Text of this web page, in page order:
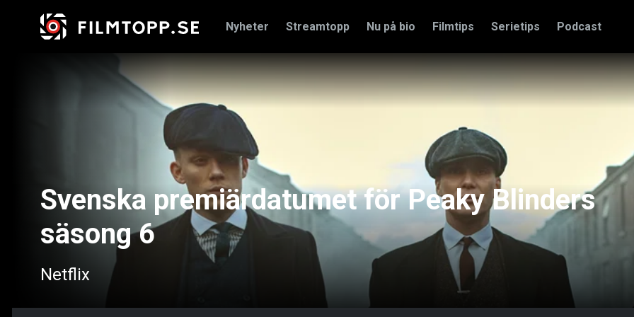
Nyheter Streamtopp Nu på bio Filmtips Serietips Podcast
Svenska premiärdatumet för Peaky Blinders
säsong 6
Netflix